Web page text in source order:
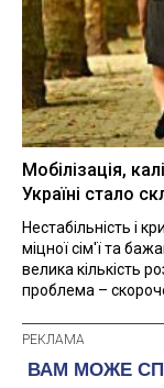
Мобілізація,
Україні стало
Нестабільність і
міцної сім'ї та
велика кількість
проблема –